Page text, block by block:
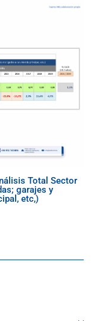
Total Sector
garajes y
etc,)